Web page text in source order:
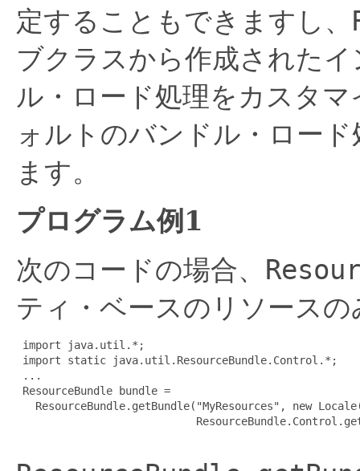
定することもできますし、
ブクラスから作成された
ル・ロード処理をカスタ
ォルトのバンドル・ロー
ます。
プログラム例1
次のコードの場合、
ティ・ベースのリソース
import java.util.*;
import static java.util.ResourceBundle.Control.*;
...
ResourceBundle bundle =
ResourceBundle.getBundle("MyResources", new